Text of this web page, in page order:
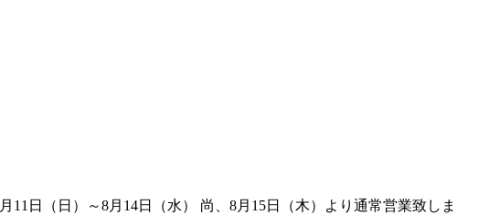
日（日）～8月14日（水） 尚、8月15日（木）より通常営業致しま